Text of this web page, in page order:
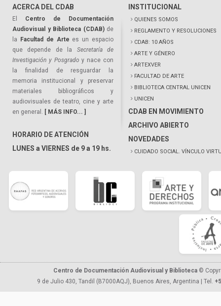
ACERCA DEL CDAB
El Centro de Documentación
Audiovisual y Biblioteca (CDAB)de
la
Facultad de Arte es un espacio
que depende de la Secretaría de
Investigación y Posgrado y nace con
la finalidad de resguardar la
memoria institucional y preservar
materiales bibliográficos y
audiovisuales de teatro, cine y arte
en general. [ MÁS INFO... ]
HORARIO DE ATENCIÓN
LUNES a VIERNES de 9 a 19 hs.
INSTITUCIONAL
QUIENES SOMOS
REGLAMENTO Y RESOLUCIONES
CDAB: 10 AÑOS
ARTE Y GÉNERO
ARTEXVER
FACULTAD DE ARTE
BIBLIOTECA CENTRAL UNICEN
UNICEN
CDAB EN MOVIMIENTO
ARCHIVO ABIERTO
NOVEDADES
CUIDADO SOCIAL. VÍNCULO
Centro de Documentación Audiovisual y Biblioteca ©
9 de Julio 430, Tandil (B7000AQJ), Buenos Aires, Argentina | Tel.